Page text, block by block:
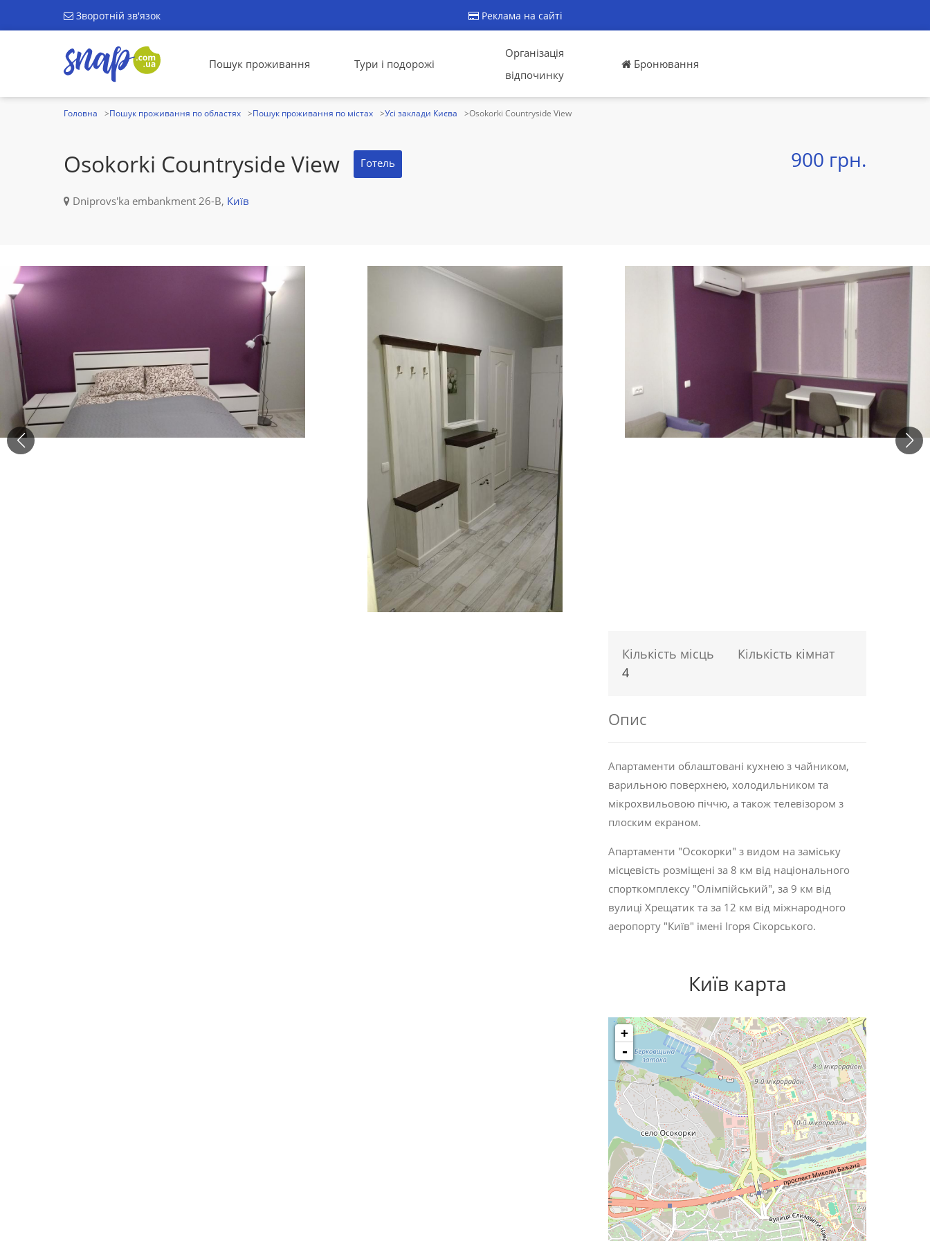
Зворотній зв'язок Реклама на сайті
Пошук проживання Тури і подорожі
Організація
відпочинку
Бронювання
Головна Пошук проживання по областях Пошук проживання по містах Усі заклади Києва Osokorki Countryside View
Osokorki Countryside View Готель 900 грн.
Dniprovs'ka embankment 26-B, Київ
Кількість місць
4
Кількість кімнат
Опис
Апартаменти облаштовані кухнею з чайником,
варильною поверхнею, холодильником та
мікрохвильовою піччю, а також телевізором з
плоским екраном.
Апартаменти "Осокорки" з видом на заміську
місцевість розміщені за 8 км від національного
спорткомплексу "Олімпійський", за 9 км від
вулиці Хрещатик та за 12 км від міжнародного
аеропорту "Київ" імені Ігоря Сікорського.
Київ карта
+
-